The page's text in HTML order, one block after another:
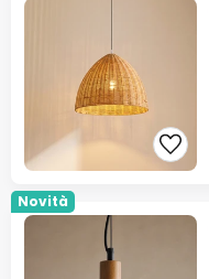
Novità